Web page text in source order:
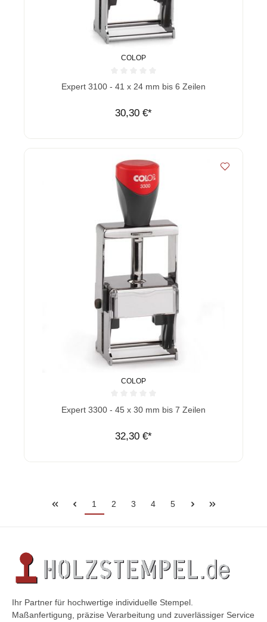
COLOP
Durchschnittliche Bewertung von 0 von 5 Sternen
Expert 3100 - 41 x 24 mm bis 6 Zeilen
30,30 €*
COLOP
Durchschnittliche Bewertung von 0 von 5 Sternen
Expert 3300 - 45 x 30 mm bis 7 Zeilen
32,30 €*
1 2 3 4 5
Ihr Partner für hochwertige individuelle Stempel.
Maßanfertigung, präzise Verarbeitung und zuverlässiger Service